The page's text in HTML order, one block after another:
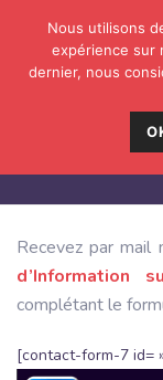
Recevez par mail
d’Information
complétant le
[contact-form-7 id=
Nous utilisons
expérience sur
dernier, nous